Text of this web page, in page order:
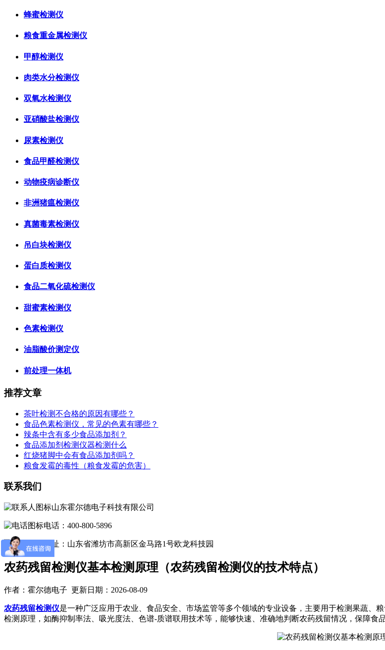
蜂蜜检测仪
粮食重金属检测仪
甲醇检测仪
肉类水分检测仪
双氧水检测仪
亚硝酸盐检测仪
尿素检测仪
食品甲醛检测仪
动物疫病诊断仪
非洲猪瘟检测仪
真菌毒素检测仪
吊白块检测仪
蛋白质检测仪
食品二氧化硫检测仪
甜蜜素检测仪
色素检测仪
油脂酸价测定仪
前处理一体机
推荐文章
茶叶检测不合格的原因有哪些？
食品色素检测仪，常见的色素有哪些？
辣条中含有多少食品添加剂？
食品添加剂检测仪器检测什么
红烧猪脚中会有食品添加剂吗？
粮食发霉的毒性（粮食发霉的危害）
联系我们
山东霍尔德电子科技有限公司
电话：400-800-5896
地址：山东省潍坊市高新区金马路1号欧龙科技园
农药残留检测仪基本检测原理（农药残留检测仪的技术特点）
作者：霍尔德电子 更新日期：2026-08-09
农药残留检测仪是一种广泛应用于农业、食品安全、市场监管等多个领域的专业设备，主要用于检测果蔬、
检测原理，如酶抑制率法、吸光度法、色谱-质谱联用技术等，能够快速、准确地判断农药残留情况，保障食品